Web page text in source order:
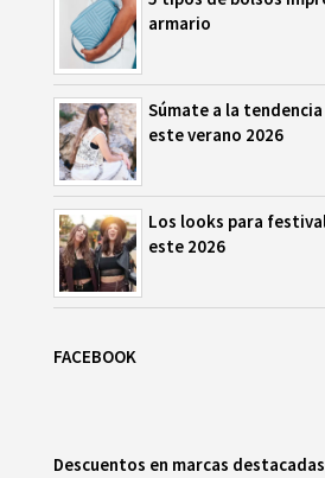
armario
Súmate a la
este verano 2026
Los looks para
este 2026
FACEBOOK
Descuentos en marcas destacadas